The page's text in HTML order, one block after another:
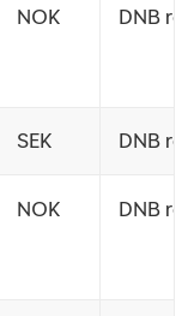
NOK DNB
SEK DNB
NOK DNB